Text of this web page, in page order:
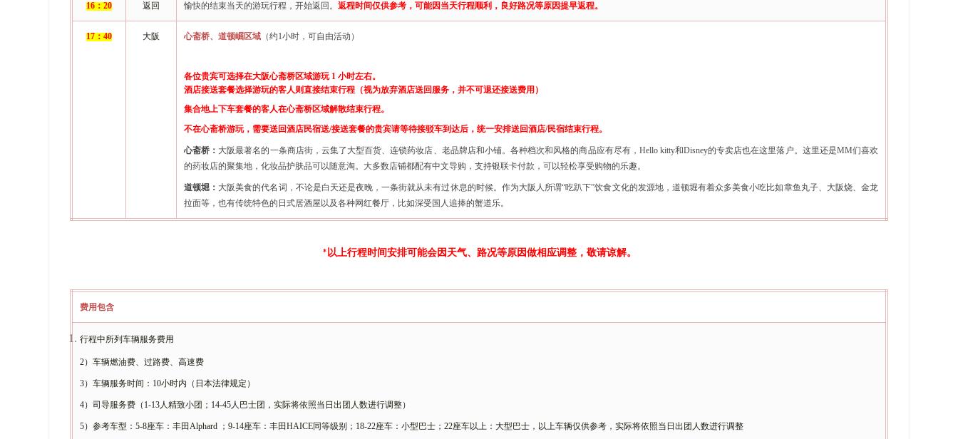
16 ： 20 返回 愉快的结束当天的游玩行程，开始返回。 返程时间仅供参考，可能因当天行程顺利，良好路况等原因提早返程。
17 ： 40 大阪 心斋桥、道顿崛区域 （约1小时，可自由活动）
各位贵宾可选择在大阪心斋桥区域游玩 1 小时左右。
酒店接送套餐选择游玩的客人则直接结束行程（视为放弃酒店送回服务，并不可退还接送费用）
集合地上下车套餐的客人在心斋桥区域解散结束行程。
不在心斋桥游玩， 需要送回酒店民宿送/接送套餐的贵宾请等待接驳车到达后，统一安排送回酒店/民宿结束行程。
心斋桥： 大阪最著名的一条商店街，云集了大型百货、连锁药妆店、老品牌店和小铺。各种档次和风格的商品应有尽有， Hello kitty和Disney的专卖店也在这里落户。这里还是MM们喜欢
的药妆店的聚集地，化妆品护肤品可以随意淘。大多数店铺都配有中文导购，支持银联卡付款，可以轻松享受购物的乐趣。
道顿堀： 大阪美食的代名词，不论是白天还是夜晚，一条街就从未有过休息的时候。作为大阪人所谓“吃趴下”饮食文化的发源地，道顿堀有着众多美食小吃比如章鱼丸子、大阪烧、金龙
拉面等，也有传统特色的日式居酒屋以及各种网红餐厅，比如深受国人追捧的蟹道乐。
*以上行程时间安排可能会因天气、路况等原因做相应调整，敬请谅解。
费用包含
行程中所列车辆服务费用
2）车辆燃油费、过路费、高速费
3）车辆服务时间：10小时内（日本法律规定）
4）司导服务费（1-13人精致小团；14-45人巴士团，实际将依照当日出团人数进行调整）
5）参考车型：5-8座车：丰田Alphard ；9-14座车：丰田HAICE同等级别；18-22座车：小型巴士；22座车以上：大型巴士，以上车辆仅供参考，实际将依照当日出团人数进行调整